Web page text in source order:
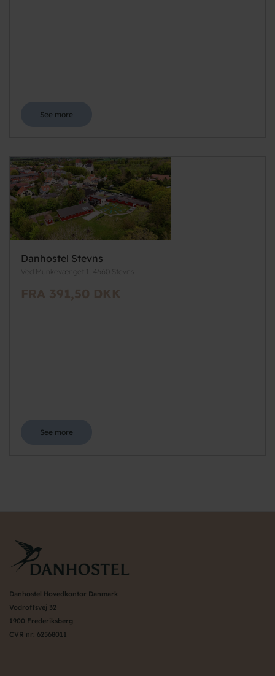
See more
Danhostel Stevns
Ved Munkevænget 1, 4660 Stevns
FRA 391,50 DKK
See more
Danhostel Hovedkontor Danmark
Vodroffsvej 32
1900 Frederiksberg
CVR nr: 62568011